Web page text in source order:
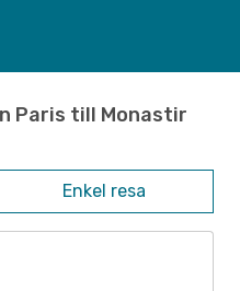
Paris till Monastir
Enkel resa